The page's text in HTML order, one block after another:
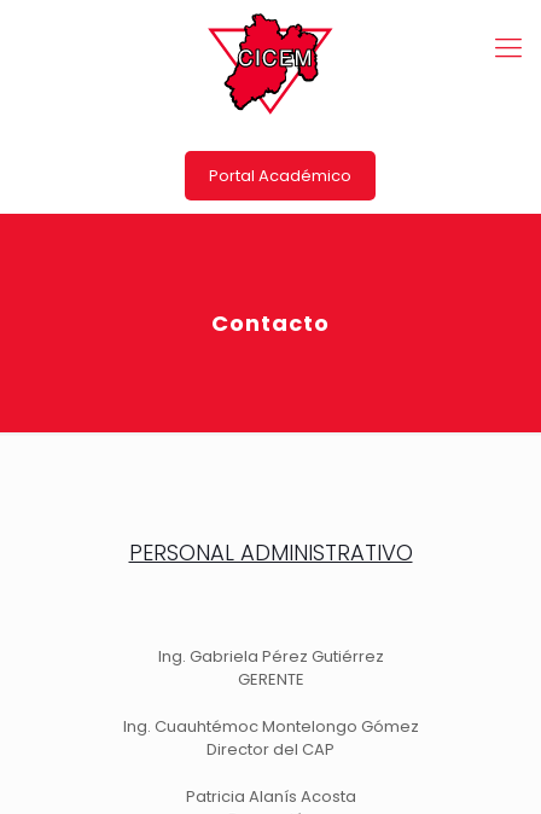
Portal Académico
Contacto
PERSONAL ADMINISTRATIVO
Ing. Gabriela Pérez Gutiérrez
GERENTE
Ing. Cuauhtémoc Montelongo Gómez
Director del CAP
Patricia Alanís Acosta